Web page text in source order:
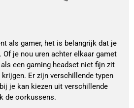
als gamer, het is belangrijk dat je
je nou uren achter elkaar gamet
een gaming headset niet fijn zit
Er zijn verschillende typen
je kan kiezen uit verschillende
de oorkussens.